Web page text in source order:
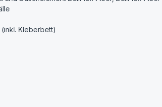
Kleberbett)